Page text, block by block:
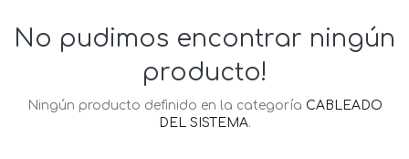
No pudimos encontrar ningún
producto!
Ningún producto definido en la categoría CABLEADO
DEL SISTEMA.